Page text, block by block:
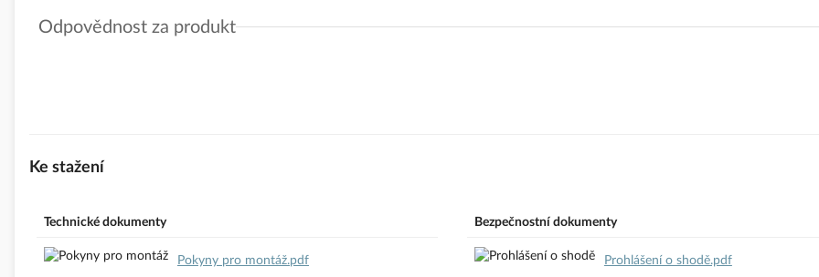
GPSR Details
Odpovědnost za produkt
Ke stažení
Technické dokumenty
Pokyny pro montáž.pdf
Bezpečnostní dokumenty
Prohlášení o shodě.pdf